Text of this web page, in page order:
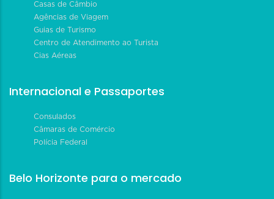
Casas de Câmbio
Agências de Viagem
Guias de Turismo
Centro de Atendimento ao Turista
Cias Aéreas
Internacional e Passaportes
Consulados
Câmaras de Comércio
Polícia Federal
Belo Horizonte para o mercado